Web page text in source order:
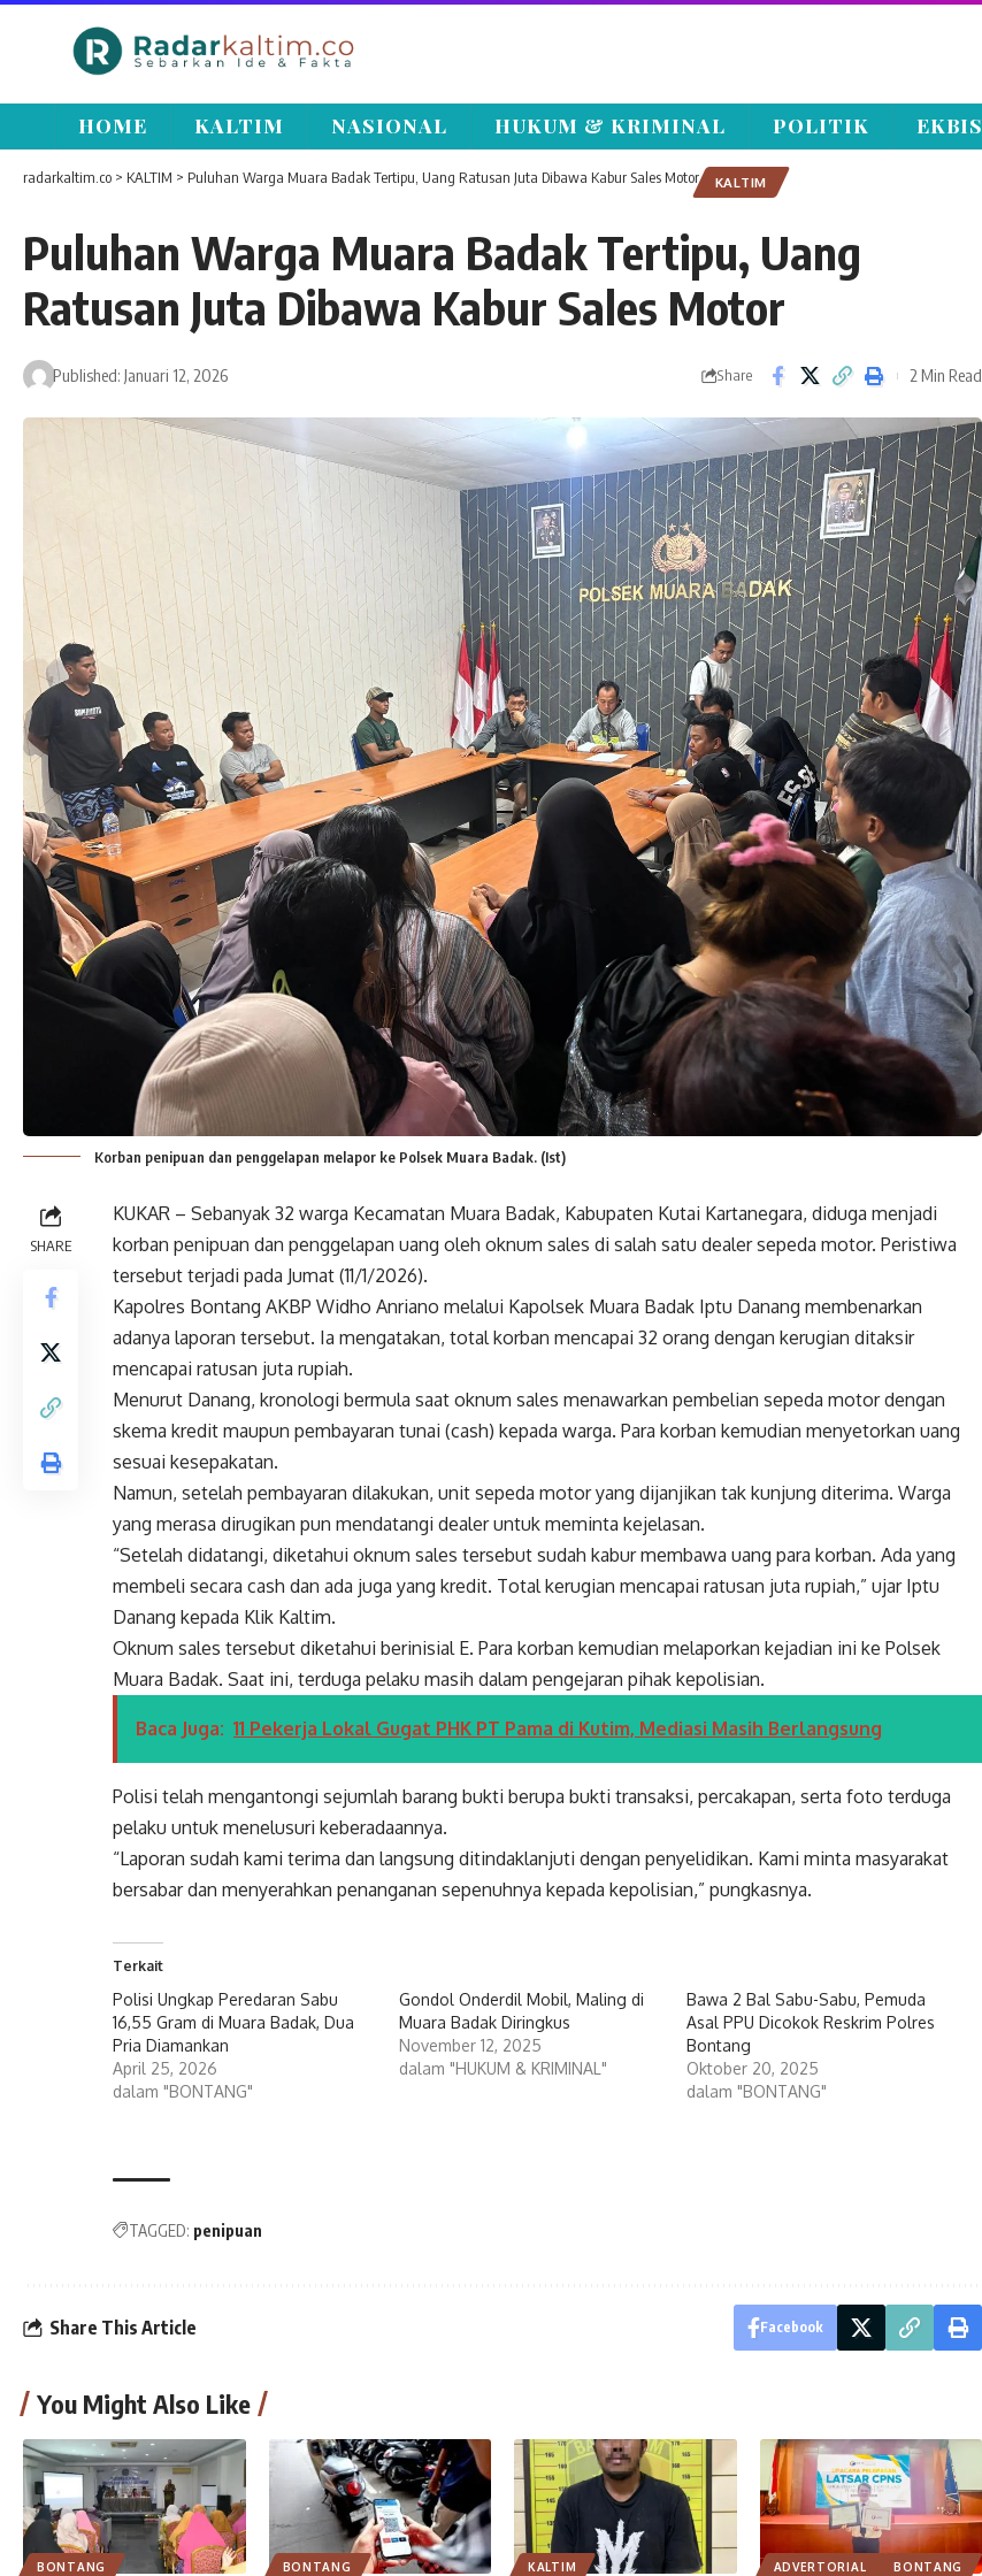
HOME KALTIM NASIONAL HUKUM & KRIMINAL POLITIK EKBIS
radarkaltim.co > KALTIM > Puluhan Warga Muara Badak Tertipu, Uang Ratusan Juta Dibawa Kabur Sales Motor KALTIM
Puluhan Warga Muara Badak Tertipu, Uang
Ratusan Juta Dibawa Kabur Sales Motor
Published: Januari 12, 2026 Share 2 Min Read
Korban penipuan dan penggelapan melapor ke Polsek Muara Badak. (Ist)
SHARE
KUKAR – Sebanyak 32 warga Kecamatan Muara Badak, Kabupaten Kutai Kartanegara, diduga menjadi
korban penipuan dan penggelapan uang oleh oknum sales di salah satu dealer sepeda motor. Peristiwa
tersebut terjadi pada Jumat (11/1/2026).
Kapolres Bontang AKBP Widho Anriano melalui Kapolsek Muara Badak Iptu Danang membenarkan
adanya laporan tersebut. Ia mengatakan, total korban mencapai 32 orang dengan kerugian ditaksir
mencapai ratusan juta rupiah.
Menurut Danang, kronologi bermula saat oknum sales menawarkan pembelian sepeda motor dengan
skema kredit maupun pembayaran tunai (cash) kepada warga. Para korban kemudian menyetorkan uang
sesuai kesepakatan.
Namun, setelah pembayaran dilakukan, unit sepeda motor yang dijanjikan tak kunjung diterima. Warga
yang merasa dirugikan pun mendatangi dealer untuk meminta kejelasan.
“Setelah didatangi, diketahui oknum sales tersebut sudah kabur membawa uang para korban. Ada yang
membeli secara cash dan ada juga yang kredit. Total kerugian mencapai ratusan juta rupiah,” ujar Iptu
Danang kepada Klik Kaltim.
Oknum sales tersebut diketahui berinisial E. Para korban kemudian melaporkan kejadian ini ke Polsek
Muara Badak. Saat ini, terduga pelaku masih dalam pengejaran pihak kepolisian.
Baca Juga: 11 Pekerja Lokal Gugat PHK PT Pama di Kutim, Mediasi Masih Berlangsung
Polisi telah mengantongi sejumlah barang bukti berupa bukti transaksi, percakapan, serta foto terduga
pelaku untuk menelusuri keberadaannya.
“Laporan sudah kami terima dan langsung ditindaklanjuti dengan penyelidikan. Kami minta masyarakat
bersabar dan menyerahkan penanganan sepenuhnya kepada kepolisian,” pungkasnya.
Terkait
Polisi Ungkap Peredaran Sabu
16,55 Gram di Muara Badak, Dua
Pria Diamankan
April 25, 2026
dalam "BONTANG"
Gondol Onderdil Mobil, Maling di
Muara Badak Diringkus
November 12, 2025
dalam "HUKUM & KRIMINAL"
Bawa 2 Bal Sabu-Sabu, Pemuda
Asal PPU Dicokok Reskrim Polres
Bontang
Oktober 20, 2025
dalam "BONTANG"
TAGGED: penipuan
Share This Article Facebook
You Might Also Like
BONTANG BONTANG KALTIM ADVERTORIAL BONTANG